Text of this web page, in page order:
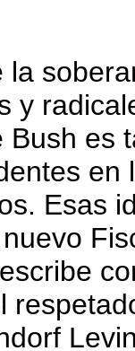
la
y
Bush es
en
Esas